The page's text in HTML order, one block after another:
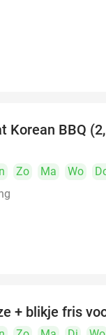
Korean BBQ
Zo Ma Wo
+ blikje fris